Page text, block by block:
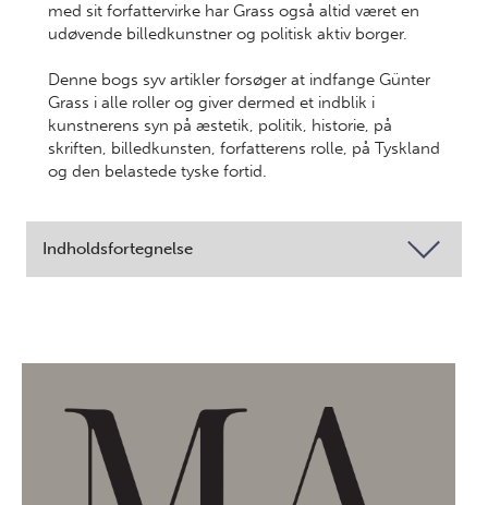
med sit forfattervirke har Grass også altid været en
udøvende billedkunstner og politisk aktiv borger.
Denne bogs syv artikler forsøger at indfange Günter
Grass i alle roller og giver dermed et indblik i
kunstnerens syn på æstetik, politik, historie, på
skriften, billedkunsten, forfatterens rolle, på Tyskland
og den belastede tyske fortid.
Indholdsfortegnelse